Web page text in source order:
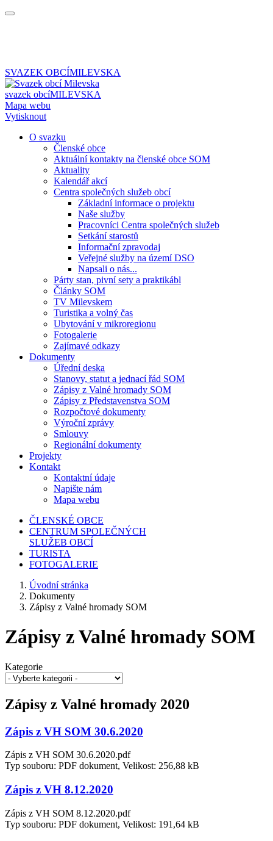
SVAZEK OBCÍMILEVSKA
svazek obcíMILEVSKA
Mapa webu
Vytisknout
O svazku
Členské obce
Aktuální kontakty na členské obce SOM
Aktuality
Kalendář akcí
Centra společných služeb obcí
Základní informace o projektu
Naše služby
Pracovníci Centra společných služeb
Setkání starostů
Informační zpravodaj
Veřejné služby na území DSO
Napsali o nás...
Párty stan, pivní sety a praktikábl
Články SOM
TV Milevskem
Turistika a volný čas
Ubytování v mikroregionu
Fotogalerie
Zajímavé odkazy
Dokumenty
Úřední deska
Stanovy, statut a jednací řád SOM
Zápisy z Valné hromady SOM
Zápisy z Představenstva SOM
Rozpočtové dokumenty
Výroční zprávy
Smlouvy
Regionální dokumenty
Projekty
Kontakt
Kontaktní údaje
Napište nám
Mapa webu
ČLENSKÉ OBCE
CENTRUM SPOLEČNÝCH
SLUŽEB OBCÍ
TURISTA
FOTOGALERIE
Úvodní stránka
Dokumenty
Zápisy z Valné hromady SOM
Zápisy z Valné hromady SOM
Kategorie
Zápisy z Valné hromady 2020
Zápis z VH SOM 30.6.2020
Zápis z VH SOM 30.6.2020.pdf
Typ souboru: PDF dokument, Velikost: 256,88 kB
Zápis z VH 8.12.2020
Zápis z VH SOM 8.12.2020.pdf
Typ souboru: PDF dokument, Velikost: 191,64 kB